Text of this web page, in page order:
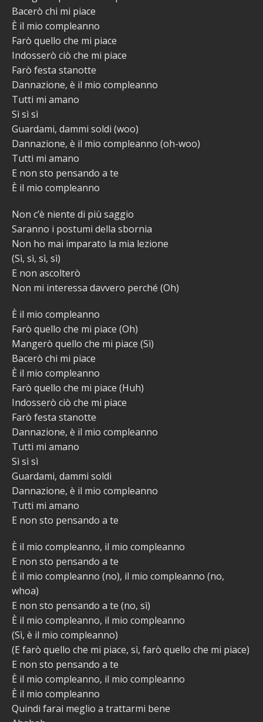
Bacerò chi mi piace
È il mio compleanno
Farò quello che mi piace
Indosserò ciò che mi piace
Farò festa stanotte
Dannazione, è il mio compleanno
Tutti mi amano
Sì sì sì
Guardami, dammi soldi (woo)
Dannazione, è il mio compleanno (oh-woo)
Tutti mi amano
E non sto pensando a te
È il mio compleanno
Non c’è niente di più saggio
Saranno i postumi della sbornia
Non ho mai imparato la mia lezione
(Sì, sì, sì, sì)
E non ascolterò
Non mi interessa davvero perché (Oh)
È il mio compleanno
Farò quello che mi piace (Oh)
Mangerò quello che mi piace (Sì)
Bacerò chi mi piace
È il mio compleanno
Farò quello che mi piace (Huh)
Indosserò ciò che mi piace
Farò festa stanotte
Dannazione, è il mio compleanno
Tutti mi amano
Sì sì sì
Guardami, dammi soldi
Dannazione, è il mio compleanno
Tutti mi amano
E non sto pensando a te
È il mio compleanno, il mio compleanno
E non sto pensando a te
È il mio compleanno (no), il mio compleanno (no,
whoa)
E non sto pensando a te (no, sì)
È il mio compleanno, il mio compleanno
(Sì, è il mio compleanno)
(E farò quello che mi piace, sì, farò quello che mi piace)
E non sto pensando a te
È il mio compleanno, il mio compleanno
È il mio compleanno
Quindi farai meglio a trattarmi bene